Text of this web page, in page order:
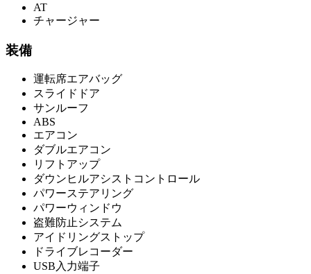
AT
チャージャー
装備
運転席エアバッグ
スライドドア
サンルーフ
ABS
エアコン
ダブルエアコン
リフトアップ
ダウンヒルアシストコントロール
パワーステアリング
パワーウィンドウ
盗難防止システム
アイドリングストップ
ドライブレコーダー
USB入力端子